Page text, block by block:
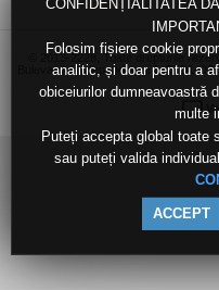
CONFIDENȚIALITATEA
Folosim fișiere cookie
analitic, și doar pentru a
obiceiurilor dumneavoastră
multe
Puteți accepta global toate
sau puteți valida
ACCEPT
© 2013-2228, Toate drepturile
Bulevardul Independenței 1, Bl.D1-